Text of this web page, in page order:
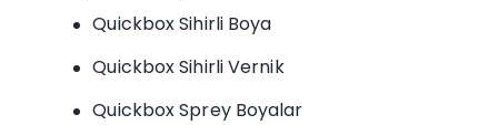
Quickbox Sihirli Boya
Quickbox Sihirli Vernik
Quickbox Sprey Boyalar